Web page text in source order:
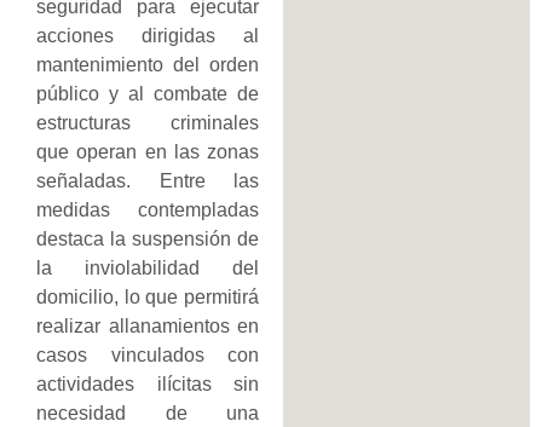
seguridad para ejecutar
acciones dirigidas al
mantenimiento del orden
público y al combate de
estructuras criminales
que operan en las zonas
señaladas. Entre las
medidas contempladas
destaca la suspensión de
la inviolabilidad del
domicilio, lo que permitirá
realizar allanamientos en
casos vinculados con
actividades ilícitas sin
necesidad de una